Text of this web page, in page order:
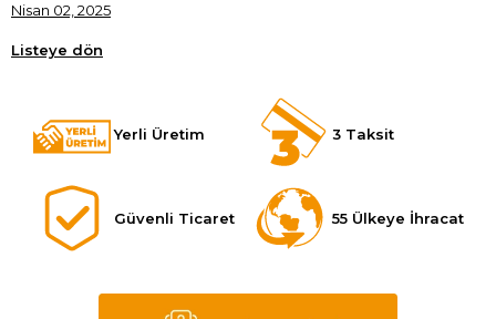
Nisan 02, 2025
Listeye dön
Yerli Üretim 3 Taksit
Güvenli Ticaret 55 Ülkeye İhracat